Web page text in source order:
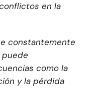
en la
constantemente
como la
y la pérdida